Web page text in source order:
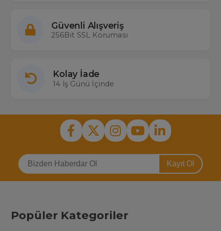
Güvenli Alışveriş
256Bit SSL Koruması
Kolay İade
14 İş Günü İçinde
Kayıt Ol
Popüler Kategoriler